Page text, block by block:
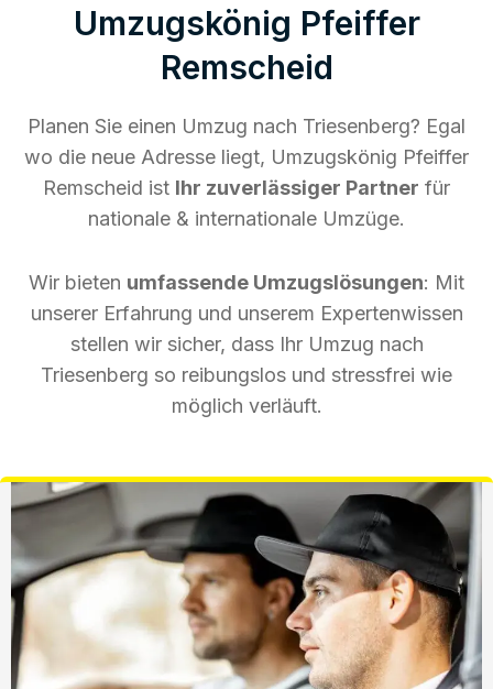
Umzugskönig Pfeiffer
Remscheid
Planen Sie einen Umzug nach Triesenberg? Egal
wo die neue Adresse liegt, Umzugskönig Pfeiffer
Remscheid ist Ihr zuverlässiger Partner für
nationale & internationale Umzüge.
Wir bieten umfassende Umzugslösungen: Mit
unserer Erfahrung und unserem Expertenwissen
stellen wir sicher, dass Ihr Umzug nach
Triesenberg so reibungslos und stressfrei wie
möglich verläuft.